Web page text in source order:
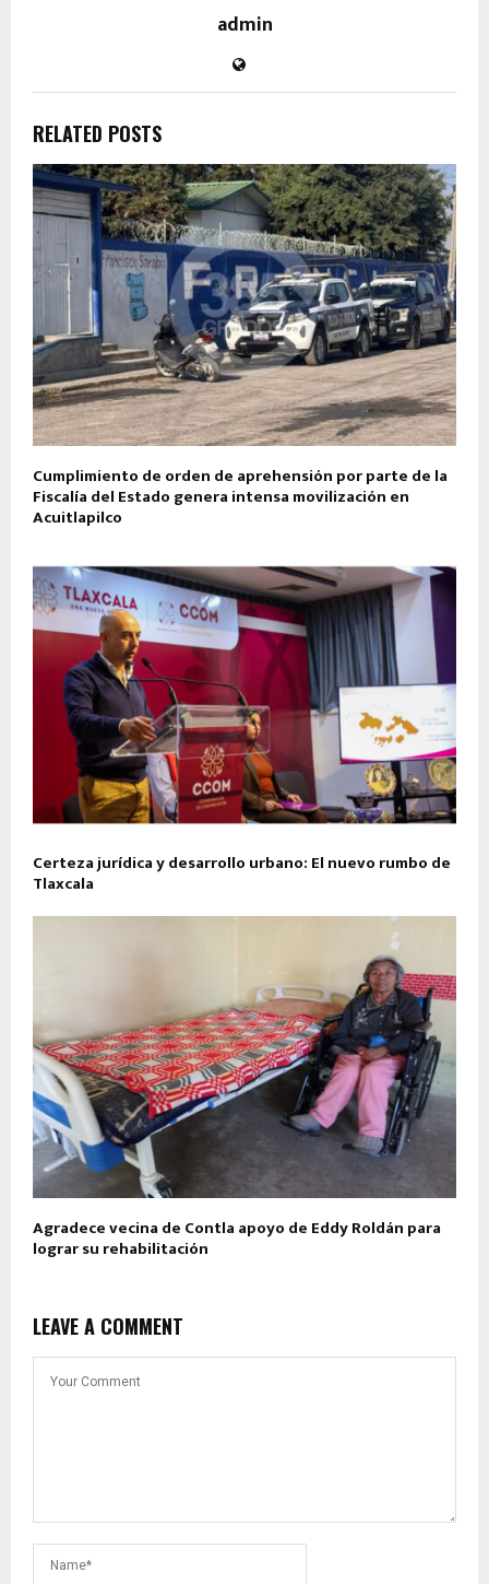
admin
RELATED POSTS
Cumplimiento de orden de aprehensión por parte de la
Fiscalía del Estado genera intensa movilización en
Acuitlapilco
Certeza jurídica y desarrollo urbano: El nuevo rumbo de
Tlaxcala
Agradece vecina de Contla apoyo de Eddy Roldán para
lograr su rehabilitación
LEAVE A COMMENT